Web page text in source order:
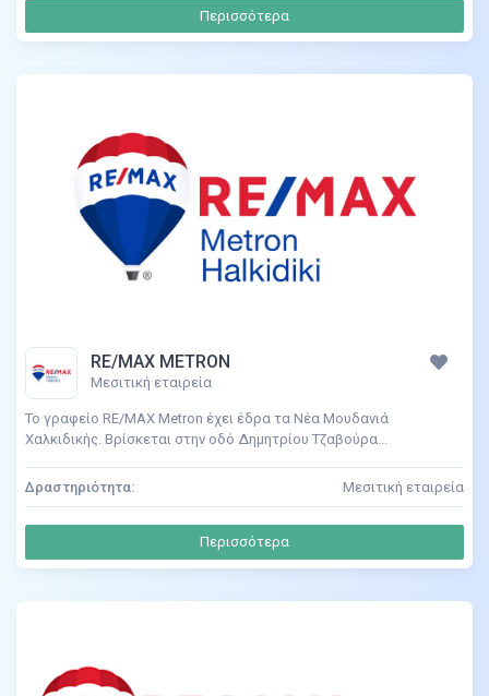
Περισσότερα
RE/MAX METRON
Μεσιτική εταιρεία
Το γραφείο RE/MAX Metron έχει έδρα τα Νέα Μουδανιά
Χαλκιδικής. Βρίσκεται στην οδό Δημητρίου Τζαβούρα...
Δραστηριότητα: Μεσιτική εταιρεία
Περισσότερα